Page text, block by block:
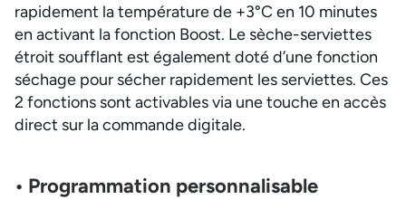
rapidement la température de +3°C en 10 minutes
en activant la fonction Boost. Le sèche-serviettes
étroit soufflant est également doté d’une fonction
séchage pour sécher rapidement les serviettes. Ces
2 fonctions sont activables via une touche en accès
direct sur la commande digitale.
• Programmation personnalisable